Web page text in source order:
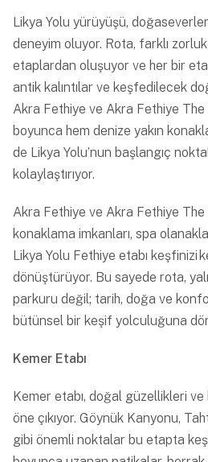
Likya Yolu yürüyüşü,
deneyim oluyor. Rota, farklı
etaplardan oluşuyor ve her bir
antik kalıntılar ve keşfedilecek
Akra Fethiye ve Akra Fethiye
boyunca hem denize yakın
de Likya Yolu’nun başlangıç
kolaylaştırıyor.
Akra Fethiye ve Akra Fethiye
konaklama imkanları, spa
Likya Yolu Fethiye etabı keşfinizi
dönüştürüyor. Bu sayede rota,
parkuru değil; tarih, doğa ve
bütünsel bir keşif yolculuğuna
Kemer Etabı
Kemer etabı, doğal güzellikleri
öne çıkıyor. Göynük Kanyonu,
gibi önemli noktalar bu etapta